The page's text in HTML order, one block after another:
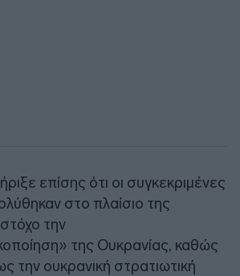
επίσης ότι οι συγκεκριμένες
στο πλαίσιο της
την
της Ουκρανίας, καθώς
την ουκρανική στρατιωτική